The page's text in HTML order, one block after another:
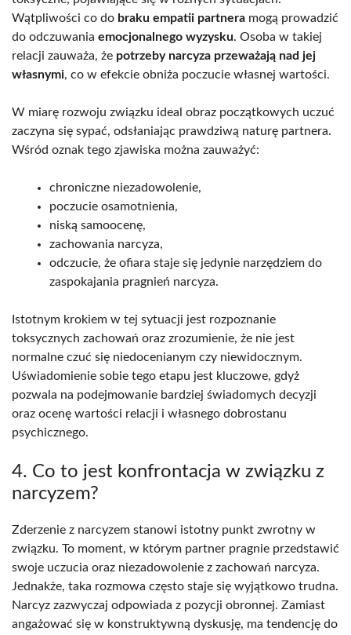
Wątpliwości co do braku empatii partnera mogą prowadzić
do odczuwania emocjonalnego wyzysku. Osoba w takiej
relacji zauważa, że potrzeby narcyza przeważają nad jej
własnymi, co w efekcie obniża poczucie własnej wartości.
W miarę rozwoju związku ideal obraz początkowych uczuć
zaczyna się sypać, odsłaniając prawdziwą naturę partnera.
Wśród oznak tego zjawiska można zauważyć:
chroniczne niezadowolenie,
poczucie osamotnienia,
niską samoocenę,
zachowania narcyza,
odczucie, że ofiara staje się jedynie narzędziem do
zaspokajania pragnień narcyza.
Istotnym krokiem w tej sytuacji jest rozpoznanie
toksycznych zachowań oraz zrozumienie, że nie jest
normalne czuć się niedocenianym czy niewidocznym.
Uświadomienie sobie tego etapu jest kluczowe, gdyż
pozwala na podejmowanie bardziej świadomych decyzji
oraz ocenę wartości relacji i własnego dobrostanu
psychicznego.
4. Co to jest konfrontacja w związku z
narcyzem?
Zderzenie z narcyzem stanowi istotny punkt zwrotny w
związku. To moment, w którym partner pragnie przedstawić
swoje uczucia oraz niezadowolenie z zachowań narcyza.
Jednakże, taka rozmowa często staje się wyjątkowo trudna.
Narcyz zazwyczaj odpowiada z pozycji obronnej. Zamiast
angażować się w konstruktywną dyskusję, ma tendencję do